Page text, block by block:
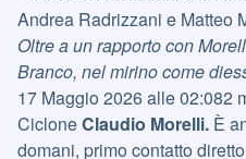
Andrea Radrizzani e Matteo
Oltre a un rapporto con
Branco, nel mirino come
17 Maggio 2026 alle 02:082
CicloneClaudio Morelli. È
domani, primo contatto